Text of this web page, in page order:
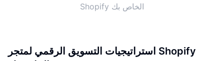
Shopify الخاص بك
استراتيجيات التسويق الرقمي لمتجر Shopify